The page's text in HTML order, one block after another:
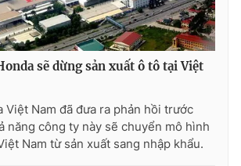
Tấm lòng Việt
Vươn mình bằng AI
VTV8
sẽ dừng sản xuất ô tô tại Việt
Việt Nam đã đưa ra phản hồi trước
năng công ty này sẽ chuyển mô hình
Nam từ sản xuất sang nhập khẩu.